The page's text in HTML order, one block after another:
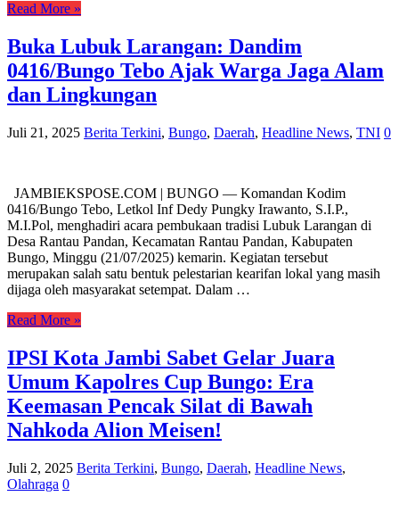
Read More »
Buka Lubuk Larangan: Dandim
0416/Bungo Tebo Ajak Warga Jaga Alam
dan Lingkungan
Juli 21, 2025 Berita Terkini, Bungo, Daerah, Headline News, TNI 0
JAMBIEKSPOSE.COM | BUNGO — Komandan Kodim
0416/Bungo Tebo, Letkol Inf Dedy Pungky Irawanto, S.I.P.,
M.I.Pol, menghadiri acara pembukaan tradisi Lubuk Larangan di
Desa Rantau Pandan, Kecamatan Rantau Pandan, Kabupaten
Bungo, Minggu (21/07/2025) kemarin. Kegiatan tersebut
merupakan salah satu bentuk pelestarian kearifan lokal yang masih
dijaga oleh masyarakat setempat. Dalam …
Read More »
IPSI Kota Jambi Sabet Gelar Juara
Umum Kapolres Cup Bungo: Era
Keemasan Pencak Silat di Bawah
Nahkoda Alion Meisen!
Juli 2, 2025 Berita Terkini, Bungo, Daerah, Headline News,
Olahraga 0